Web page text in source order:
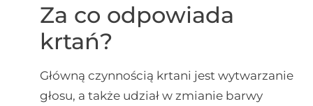
Za co odpowiada
krtań?
Główną czynnością krtani jest wytwarzanie
głosu, a także udział w zmianie barwy